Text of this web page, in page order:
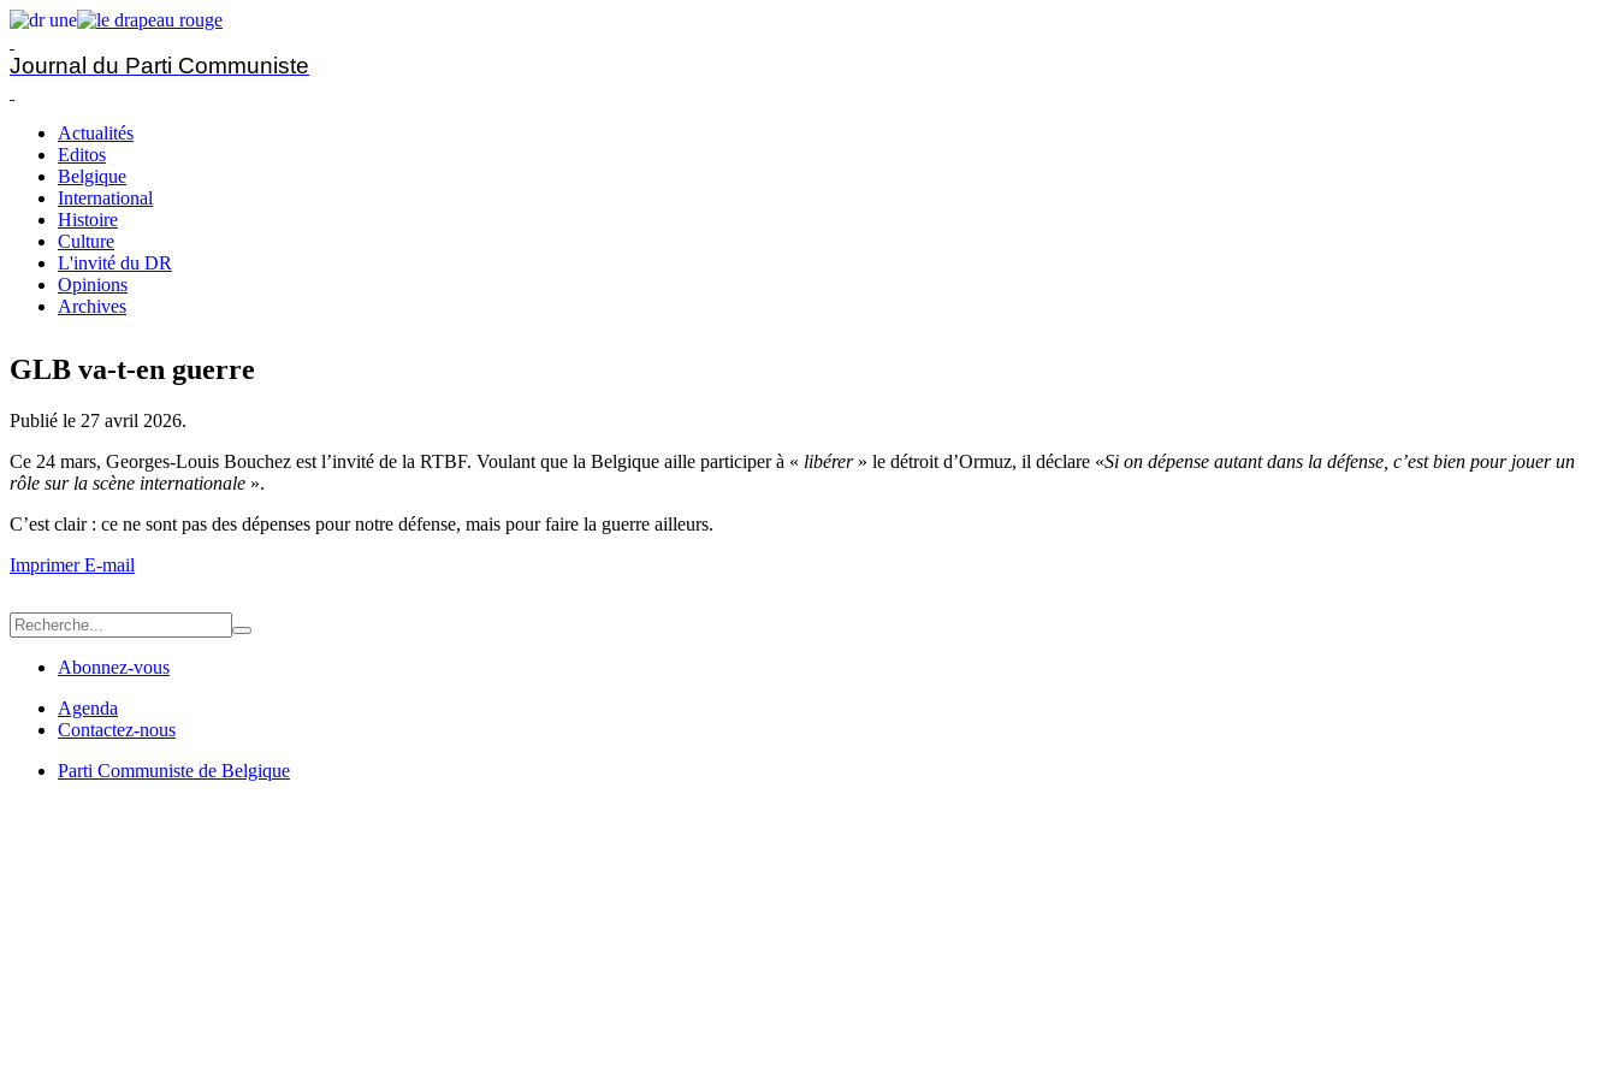
Journal du Parti Communiste
Actualités
Editos
Belgique
International
Histoire
Culture
L'invité du DR
Opinions
Archives
GLB va-t-en guerre
Publié le 27 avril 2026.
Ce 24 mars, Georges-Louis Bouchez est l’invité de la RTBF. Voulant que la Belgique aille participer à « libérer» le détroit d’Ormuz, il déclare «Si on dépense autant dans la défense, c’est bien pour jouer un
rôle sur la scène internationale ».
C’est clair : ce ne sont pas des dépenses pour notre défense, mais pour faire la guerre ailleurs.
ImprimerE-mail
Abonnez-vous
Agenda
Contactez-nous
Parti Communiste de Belgique